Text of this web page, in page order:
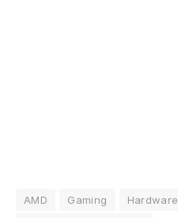
AMD Gaming Hardware